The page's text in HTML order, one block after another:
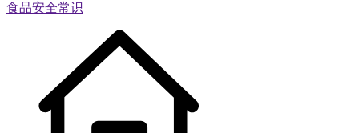
食品安全常识